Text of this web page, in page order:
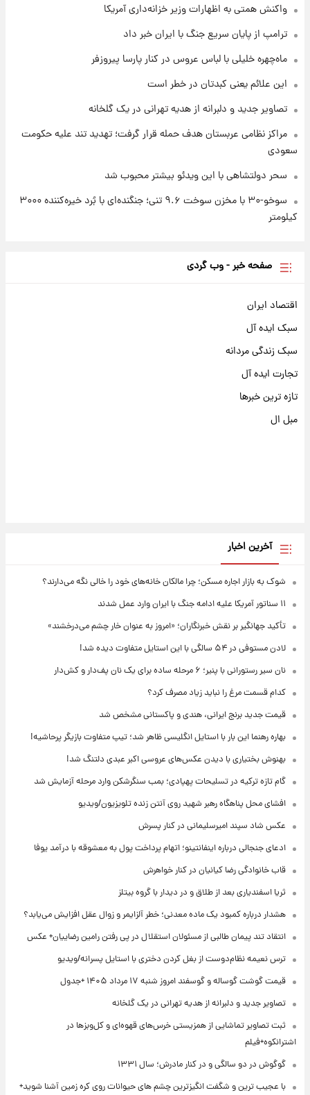
۱ روز پیش
+جدول
واکنش همتی به اظهارات وزیر خزانه‌داری آمریکا
ترامپ از پایان سریع جنگ با ایران خبر داد
ماه‌چهره خلیلی با لباس عروس در کنار پارسا پیروزفر
این علائم یعنی کبدتان در خطر است
تصاویر جدید و دلبرانه از هدیه تهرانی در یک گلخانه
مراکز نظامی عربستان هدف حمله قرار گرفت؛ تهدید تند علیه حکومت
سعودی
سحر دولتشاهی با این ویدئو بیشتر محبوب شد
سوخو-۳۰ با مخزن سوخت ۹.۶ تنی؛ جنگنده‌ای با بُرد خیره‌کننده ۳۰۰۰
کیلومتر
صفحه خبر - وب گردی
اقتصاد ایران
سبک ایده آل
سبک زندگی مردانه
تجارت ایده آل
تازه ترین خبرها
مبل ال
آخرین اخبار
شوک به بازار اجاره مسکن؛ چرا مالکان خانه‌های خود را خالی نگه می‌دارند؟
۱۱ سناتور آمریکا علیه ادامه جنگ با ایران وارد عمل شدند
تأکید جهانگیر بر نقش خبرنگاران؛ «امروز به عنوان خار چشم می‌درخشند»
لادن مستوفی در ۵۴ سالگی با این استایل متفاوت دیده شد!
نان سیر رستورانی با پنیر؛ ۶ مرحله ساده برای یک نان پف‌دار و کش‌دار
کدام قسمت مرغ را نباید زیاد مصرف کرد؟
قیمت جدید برنج ایرانی، هندی و پاکستانی مشخص شد
بهاره رهنما این بار با استایل انگلیسی ظاهر شد؛ تیپ متفاوت بازیگر پرحاشیه!
بهنوش بختیاری با دیدن عکس‌های عروسی اکبر عبدی دلتنگ شد!
گام تازه ترکیه در تسلیحات پهپادی؛ بمب سنگرشکن وارد مرحله آزمایش شد
افشای محل پناهگاه‌ رهبر شهید روی آنتن زنده تلویزیون/ویدیو
عکس شاد سپند امیرسلیمانی در کنار پسرش
ادعای جنجالی درباره اینفانتینو؛ اتهام پرداخت پول به معشوقه با درآمد یوفا
قاب خانوادگی رضا کیانیان در کنار خواهرش
ثریا اسفندیاری بعد از طلاق و در دیدار با گروه بیتلز
هشدار درباره کمبود یک ماده معدنی؛ خطر آلزایمر و زوال عقل افزایش می‌یابد؟
انتقاد تند پیمان طالبی از مسئولان استقلال در پی رفتن رامین رضاییان+ عکس
ترس نعیمه نظام‌دوست از بغل کردن دختری با استایل پسرانه/ویدیو
قیمت گوشت گوساله و گوسفند امروز شنبه ۱۷ مرداد ۱۴۰۵ +جدول
تصاویر جدید و دلبرانه از هدیه تهرانی در یک گلخانه
ثبت تصاویر تماشایی از همزیستی خرس‌های قهوه‌ای و کل‌وبزها در
اشترانکوه+فیلم
گوگوش در دو سالگی و در کنار مادرش؛ سال ۱۳۳۱
با عجیب ترین و شگفت انگیزترین چشم های حیوانات روی کره زمین آشنا شوید+